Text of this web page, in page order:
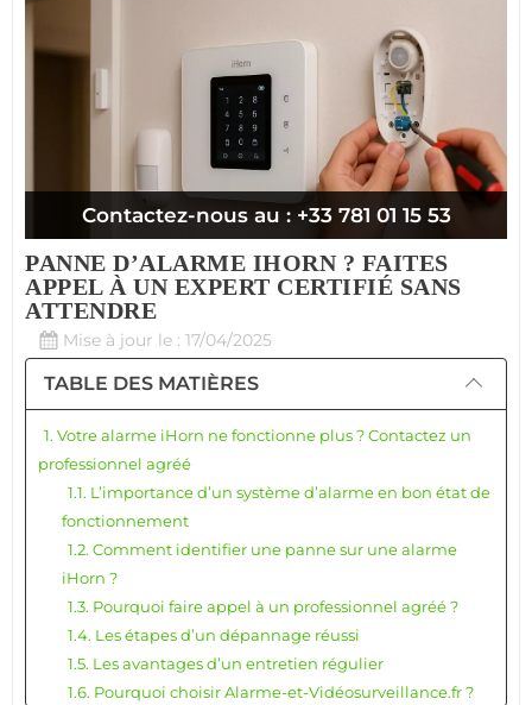
Contactez-nous au : +33 781 01 15 53
PANNE D’ALARME IHORN ? FAITES
APPEL À UN EXPERT CERTIFIÉ SANS
ATTENDRE
Mise à jour le : 17/04/2025
TABLE DES MATIÈRES
1. Votre alarme iHorn ne fonctionne plus ? Contactez un
professionnel agréé
1.1. L’importance d’un système d’alarme en bon état de
fonctionnement
1.2. Comment identifier une panne sur une alarme
iHorn ?
1.3. Pourquoi faire appel à un professionnel agréé ?
1.4. Les étapes d’un dépannage réussi
1.5. Les avantages d’un entretien régulier
1.6. Pourquoi choisir Alarme-et-Vidéosurveillance.fr ?